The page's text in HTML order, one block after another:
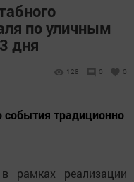
по уличным
дня
128 0 0
события традиционно
реализации